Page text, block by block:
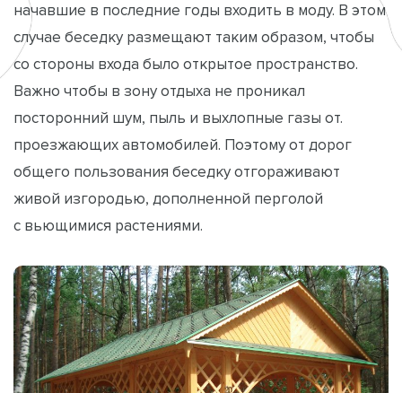
начавшие в последние годы входить в моду. В этом
случае беседку размещают таким образом, чтобы
со стороны входа было открытое пространство.
Важно чтобы в зону отдыха не проникал
посторонний шум, пыль и выхлопные газы от.
проезжающих автомобилей. Поэтому от дорог
общего пользования беседку отгораживают
живой изгородью, дополненной перголой
с вьющимися растениями.